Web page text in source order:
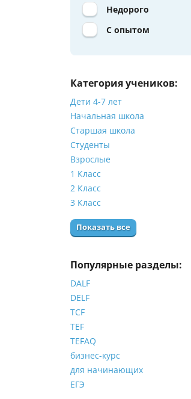
Недорого
С опытом
Категория учеников:
Дети 4-7 лет
Начальная школа
Старшая школа
Студенты
Взрослые
1 Класс
2 Класс
3 Класс
Показать все
Популярные разделы:
DALF
DELF
TCF
TEF
TEFAQ
бизнес-курс
для начинающих
ЕГЭ